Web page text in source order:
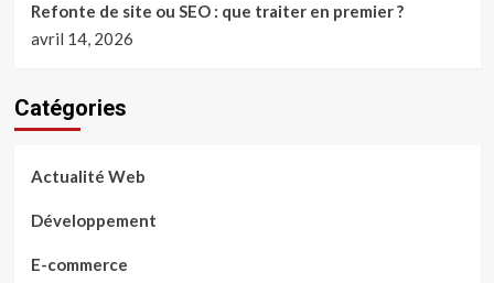
Refonte de site ou SEO : que traiter en premier ?
avril 14, 2026
Catégories
Actualité Web
Développement
E-commerce